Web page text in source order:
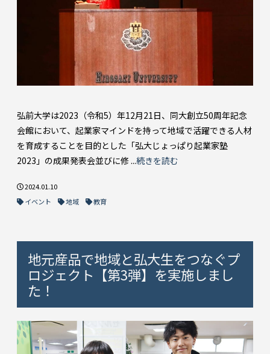
弘前大学は2023（令和5）年12月21日、同大創立50周年記念
会館において、起業家マインドを持って地域で活躍できる人材
を育成することを目的とした「弘大じょっぱり起業家塾
2023」の成果発表会並びに修 ...続きを読む
2024.01.10
イベント
地域 教育
地元産品で地域と弘大生をつなぐプ
ロジェクト【第3弾】を実施しまし
た！